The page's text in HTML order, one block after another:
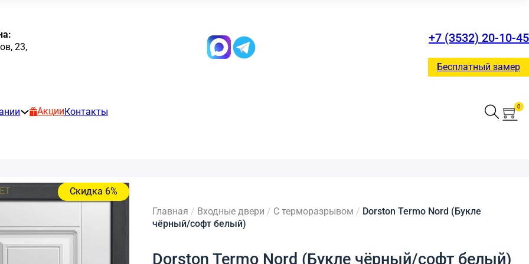
23,
+7 (3532) 20-10-45
Бесплатный замер
Акции Контакты
0
Скидка 6%
Главная / Входные двери / С терморазрывом / Dorston Termo Nord (Букле
чёрный/софт белый)
Dorston Termo Nord (Букле чёрный/софт белый)